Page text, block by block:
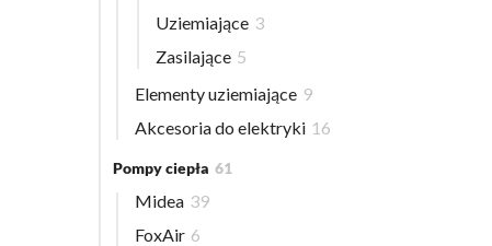
Uziemiające 3
Zasilające 5
Elementy uziemiające 9
Akcesoria do elektryki 16
Pompy ciepła 61
Midea 39
FoxAir 6